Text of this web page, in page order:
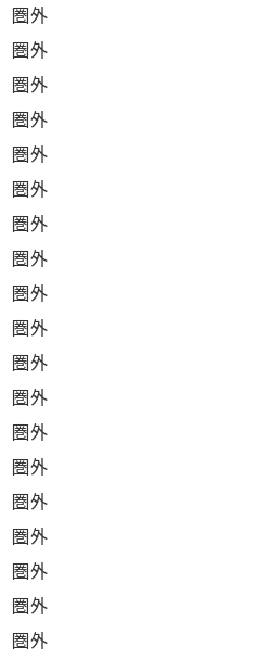
圏外
圏外
圏外
圏外
圏外
圏外
圏外
圏外
圏外
圏外
圏外
圏外
圏外
圏外
圏外
圏外
圏外
圏外
圏外